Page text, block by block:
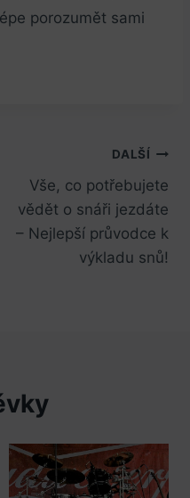
porozumět sami
DALŠÍ
Vše, co potřebujete
vědět o snáři jezdáte
– Nejlepší průvodce k
výkladu snů!